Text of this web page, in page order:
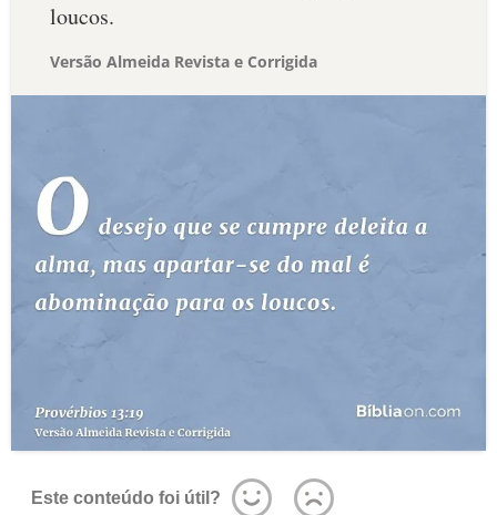
loucos.
Versão Almeida Revista e Corrigida
Este conteúdo foi útil?